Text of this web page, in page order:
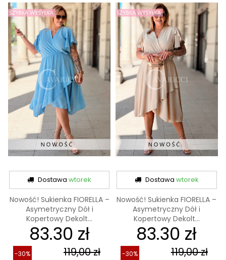
Dostawawtorek
Nowość! Sukienka FIORELLA –
Asymetryczny Dół i
Kopertowy Dekolt...
83.30 zł
119,00 zł
-30%
Dostawa wtorek
Nowość! Sukienka FIORELLA –
Asymetryczny Dół i
Kopertowy Dekolt...
83.30 zł
119,00 zł
-30%